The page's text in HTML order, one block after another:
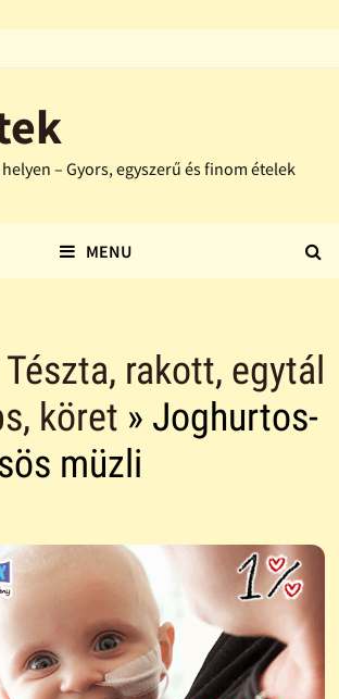
– Gyors, egyszerű és finom ételek
MENU
Tészta, rakott, egytál
köret » Joghurtos-
müzli